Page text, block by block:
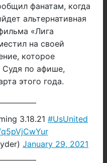
фанатам, когда
альтернативная
«Лига
на своей
которое
Судя по афише,
этого года.
3.18.21 #UsUnited
January 29, 2021